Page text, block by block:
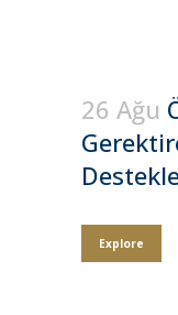
26 Ağu
Explore